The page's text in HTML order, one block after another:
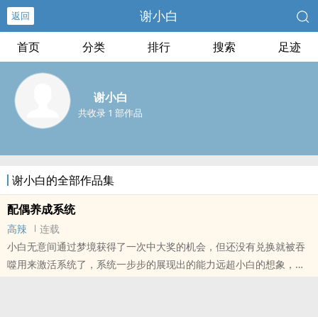
返回 谢小白
首页 分类 排行 搜索 足迹
谢小白
共收录 1 部作品
谢小白的全部作品集
配偶养成系统
高辣
连载
小白无意间通过梦境获得了一次中大奖的机会，但还没有兑换就被吞
噬用来激活系统了，系统一步步的展现出的能力远超小白的想象，帮